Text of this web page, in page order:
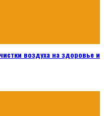
воздуха на здоровье и